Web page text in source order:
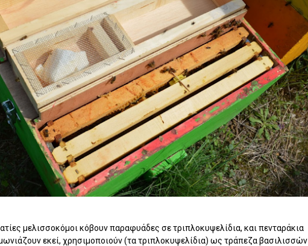
μελισσοκόμοι κόβουν παραφυάδες σε τριπλοκυψελίδια, και πενταράκια
εκεί, χρησιμοποιούν (τα τριπλοκυψελίδια) ως τράπεζα βασιλισσών